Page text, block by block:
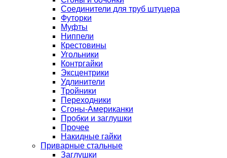
Соединители для труб штуцера
Футорки
Муфты
Ниппели
Крестовины
Угольники
Контргайки
Эксцентрики
Удлинители
Тройники
Переходники
Сгоны-Американки
Пробки и заглушки
Прочее
Накидные гайки
Приварные стальные
Заглушки